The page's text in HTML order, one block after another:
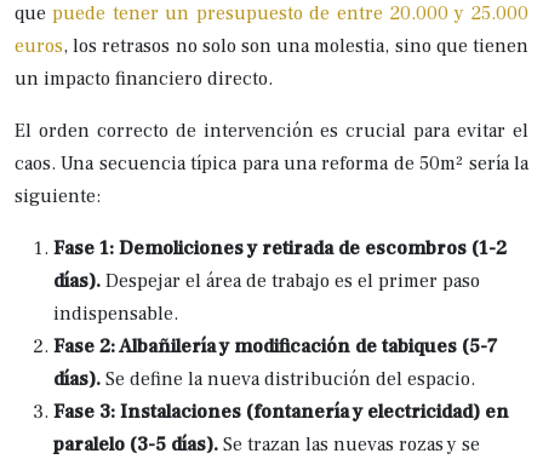
quepuede tener un presupuesto de entre 20.000 y 25.000
euros, los retrasos no solo son una molestia, sino que tienen
un impacto financiero directo.
El orden correcto de intervención es crucial para evitar el
caos. Una secuencia típica para una reforma de 50m² sería la
siguiente:
Fase 1: Demoliciones y retirada de escombros (1-2
días). Despejar el área de trabajo es el primer paso
indispensable.
Fase 2: Albañilería y modificación de tabiques (5-7
días). Se define la nueva distribución del espacio.
Fase 3: Instalaciones (fontanería y electricidad) en
paralelo (3-5 días). Se trazan las nuevas rozas y se